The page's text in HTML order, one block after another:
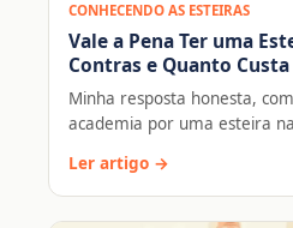
CONHECENDO AS ESTEIRAS
Vale a Pena Ter uma
Contras e Quanto Custa
Minha resposta honesta,
academia por uma esteira
Ler artigo →